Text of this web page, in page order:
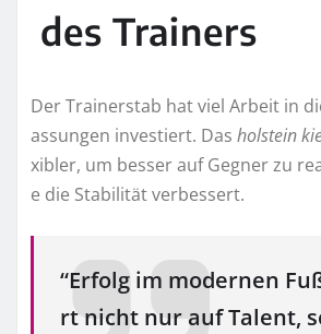
des Trainers
Der Trainerstab hat viel Arbeit in
assungen investiert. Das holstein
xibler, um besser auf Gegner zu
e die Stabilität verbessert.
“Erfolg im modernen
rt nicht nur auf Talent,